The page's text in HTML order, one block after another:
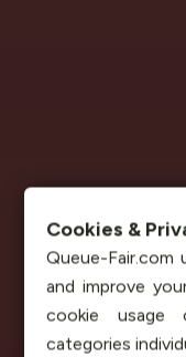
Cookies &
Queue-
and improve
cookie
categories